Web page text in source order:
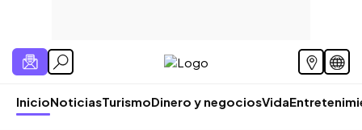
InicioNoticiasTurismoDinero y negociosVida